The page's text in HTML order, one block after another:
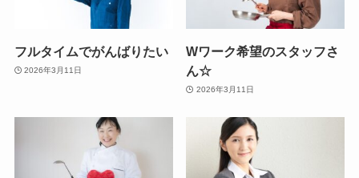
フルタイムでがんばりたい
2026年3月11日
Wワーク希望のスタッフさ
ん☆
2026年3月11日